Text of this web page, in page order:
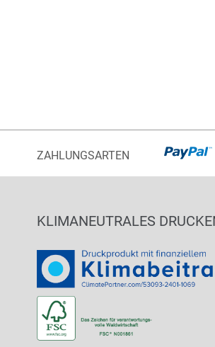
ZAHLUNGSARTEN
KLIMANEUTRALES